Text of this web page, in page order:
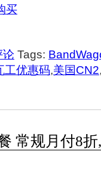
买
论 Tags:
工优惠码,美国CN2
常规月付8